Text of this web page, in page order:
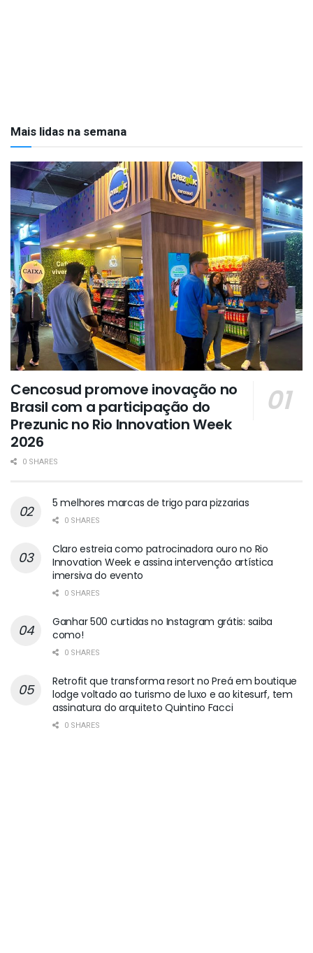
Mais lidas na semana
Cencosud promove inovação no
Brasil com a participação do
Prezunic no Rio Innovation Week
2026
0 SHARES
5 melhores marcas de trigo para pizzarias
0 SHARES
Claro estreia como patrocinadora ouro no Rio
Innovation Week e assina intervenção artística
imersiva do evento
0 SHARES
Ganhar 500 curtidas no Instagram grátis: saiba
como!
0 SHARES
Retrofit que transforma resort no Preá em boutique
lodge voltado ao turismo de luxo e ao kitesurf, tem
assinatura do arquiteto Quintino Facci
0 SHARES